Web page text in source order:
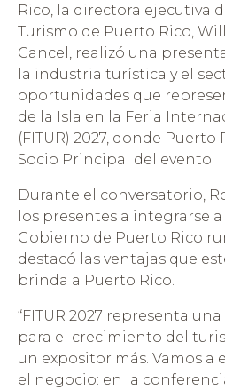
Rico, la directora ejecutiva
Turismo de Puerto Rico,
Cancel, realizó una
la industria turística y el
oportunidades que
de la Isla en la Feria
(FITUR) 2027, donde
Socio Principal del evento.
Durante el conversatorio,
los presentes a integrarse a
Gobierno de Puerto Rico
destacó las ventajas que
brinda a Puerto Rico.
“FITUR 2027 representa
para el crecimiento del
un expositor más. Vamos a
el negocio: en la